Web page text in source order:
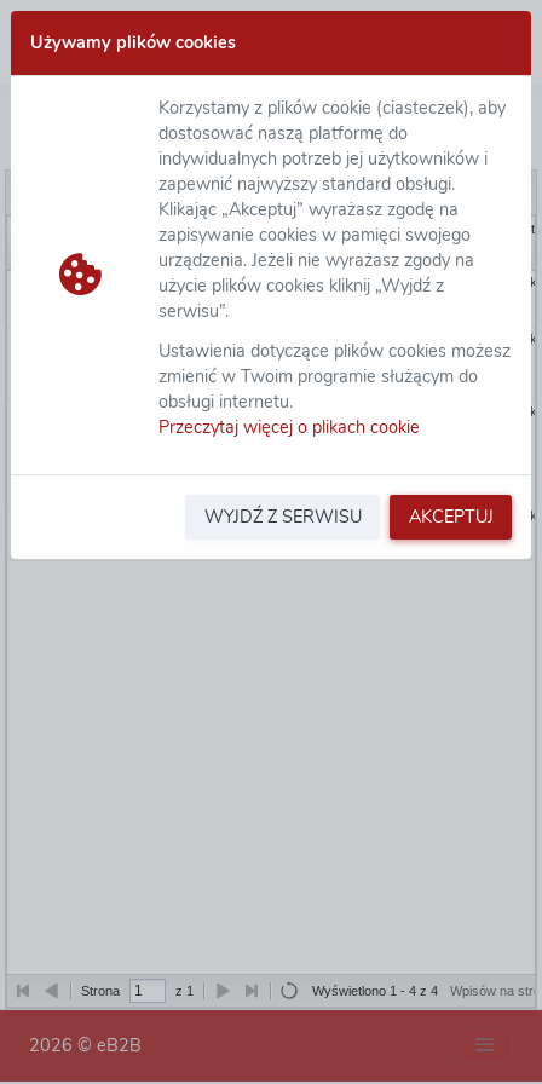
Używamy plików cookies
Korzystamy z plików cookie (ciasteczek), aby
dostosować naszą platformę do
indywidualnych potrzeb jej użytkowników i
zapewnić najwyższy standard obsługi.
Klikając „Akceptuj” wyrażasz zgodę na
zapisywanie cookies w pamięci swojego
urządzenia. Jeżeli nie wyrażasz zgody na
użycie plików cookies kliknij „Wyjdź z
serwisu”.
Ustawienia dotyczące plików cookies możesz
zmienić w Twoim programie służącym do
obsługi internetu.
Przeczytaj więcej o plikach cookie
WYJDŹ Z SERWISU AKCEPTUJ
Informacja z otwarcia ofert
Pobierz dokument Pobierz dokument
Numer ewidencyjny Numer postępowania Nazwa
511034
AU-000070 ABM -ZP-2/2026
Dostawa licencji rocznych
oprogramowania do pracy
Kompleksowa usługa
organizacji logistycznej
warsztatów w Warszawie i
Bostonie (edycja 4)
ABM-ZP-7/2025
oprogramowania do
na potrzeby Agencji Badań
ABM -ZP-3/2025
Dostawa licencji rocznych
grupowej i komunikacji
Strona z 1 Wyświetlono 1 - 4 z 4 Wpisów na
2026 © eB2B